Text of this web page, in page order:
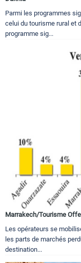
Parmi les programmes
celui du tourisme rural et
programme sig...
Marrakech/Tourisme
Les opérateurs se
les parts de marchés
destination...